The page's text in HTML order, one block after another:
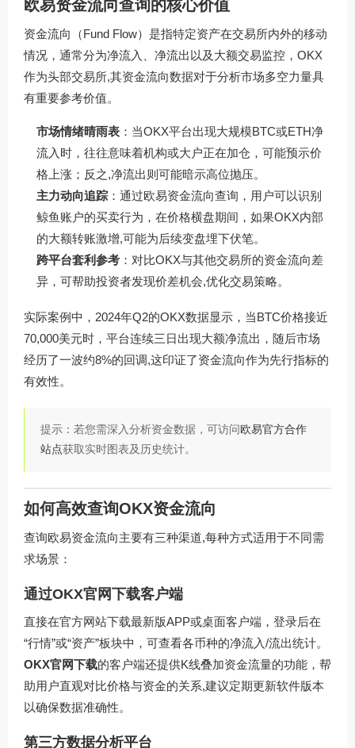
欧易资金流向查询的核心价值
资金流向（Fund Flow）是指特定资产在交易所内外的移动
情况，通常分为净流入、净流出以及大额交易监控，OKX
作为头部交易所,其资金流向数据对于分析市场多空力量具
有重要参考价值。
市场情绪晴雨表 ：当OKX平台出现大规模BTC或ETH净
流入时，往往意味着机构或大户正在加仓，可能预示价
格上涨；反之,净流出则可能暗示高位抛压。
主力动向追踪 ：通过欧易资金流向查询，用户可以识别
鲸鱼账户的买卖行为，在价格横盘期间，如果OKX内部
的大额转账激增,可能为后续变盘埋下伏笔。
跨平台套利参考 ：对比OKX与其他交易所的资金流向差
异，可帮助投资者发现价差机会,优化交易策略。
实际案例中，2024年Q2的OKX数据显示，当BTC价格接近
70,000美元时，平台连续三日出现大额净流出，随后市场
经历了一波约8%的回调,这印证了资金流向作为先行指标的
有效性。
提示：若您需深入分析资金数据，可访问欧易官方合作
站点获取实时图表及历史统计。
如何高效查询OKX资金流向
查询欧易资金流向主要有三种渠道,每种方式适用于不同需
求场景：
通过OKX官网下载客户端
直接在官方网站下载最新版APP或桌面客户端，登录后在
“行情”或“资产”板块中，可查看各币种的净流入/流出统计。
OKX官网下载的客户端还提供K线叠加资金流量的功能，帮
助用户直观对比价格与资金的关系,建议定期更新软件版本
以确保数据准确性。
第三方数据分析平台